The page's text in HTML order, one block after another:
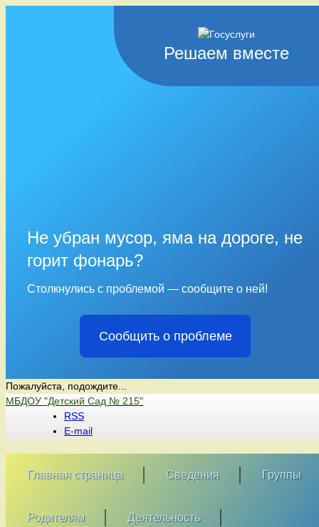
Решаем вместе
Не убран мусор, яма на дороге, не
горит фонарь?
Столкнулись с проблемой — сообщите о ней!
Сообщить о проблеме
Пожалуйста, подождите...
Перейти
содержимому
МБДОУ "Детский Сад № 215"
RSS
E-mail
Главная страница Сведения Группы
Родителям Деятельность